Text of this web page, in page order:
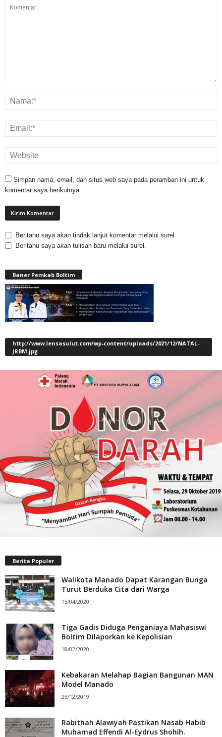
Simpan nama, email, dan situs web saya pada peramban ini untuk
komentar saya berikutnya.
Beritahu saya akan tindak lanjut komentar melalui surel.
Beritahu saya akan tulisan baru melalui surel.
Baner Pemkab Boltim
http://www.lensasulut.com/wp-content/uploads/2021/12/NATAL-
JRBM.jpg
Berita Populer
Walikota Manado Dapat Karangan Bunga
Turut Berduka Cita dari Warga
15/04/2020
Tiga Gadis Diduga Penganiaya Mahasiswi
Boltim Dilaporkan ke Kepolisian
18/02/2020
Kebakaran Melahap Bagian Bangunan MAN
Model Manado
25/12/2019
Rabithah Alawiyah Pastikan Nasab Habib
Muhamad Effendi Al-Eydrus Shohih.